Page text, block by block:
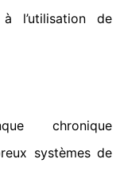
l’utilisation de
chronique
systèmes de